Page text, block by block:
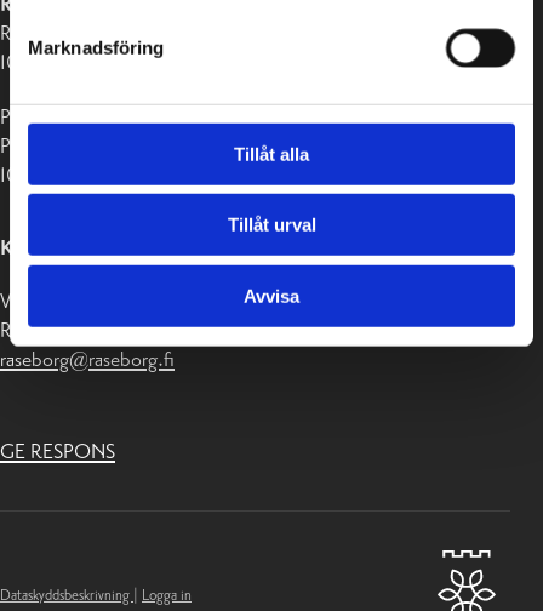
Marknadsföring
Tillåt alla
Tillåt urval
Avvisa
RASEBORGS STAD
Raseborgsvägen 37
10650 Ekenäs
Postadress:
PB 58
10611 Raseborg
KONTAKTUPPGIFTER
Växel 019-289 2000
Registratur:
raseborg@raseborg.fi
GE RESPONS
Dataskyddsbeskrivning Logga in